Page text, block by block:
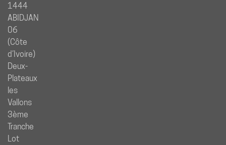
1444
ABIDJAN
06
(Côte
d’Ivoire)
Deux-
Plateaux
les
Vallons
3ème
Tranche
Lot